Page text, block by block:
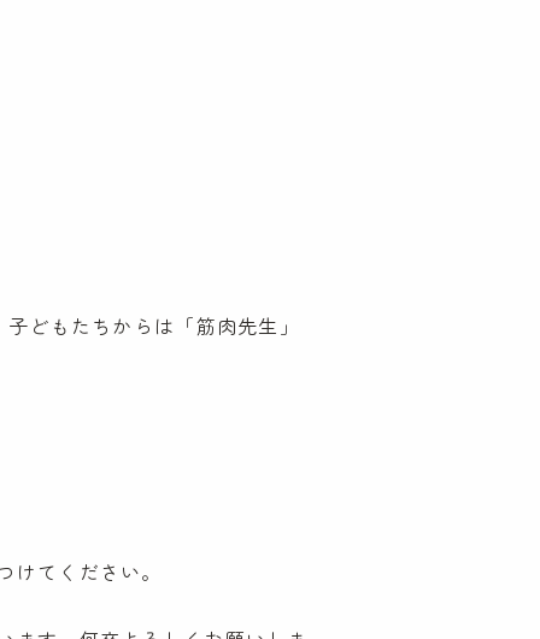
問い合わせ
どもたちからは「筋肉先生」
てください。